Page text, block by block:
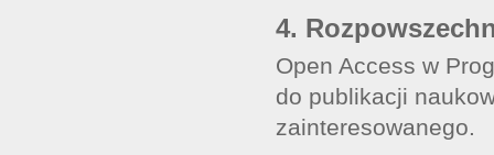
4.
Open Access w
do publikacji
zainteresowanego.